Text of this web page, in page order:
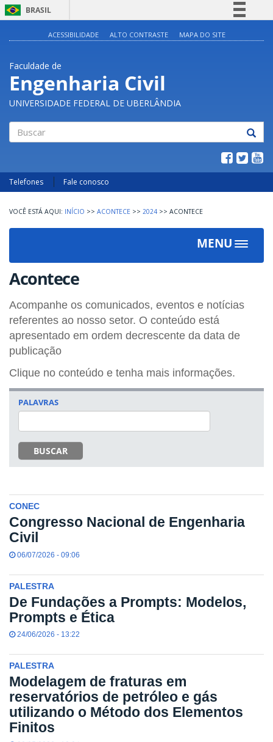
BRASIL
Legislação
Canais
ACESSIBILIDADE ALTO CONTRASTE MAPA DO SITE
Faculdade de
Engenharia Civil
UNIVERSIDADE FEDERAL DE UBERLÂNDIA
Telefones Fale conosco
INÍCIO >> ACONTECE >> 2024 >> ACONTECE
MENU
Toggle
Acontece
Acompanhe os comunicados, eventos e notícias
referentes ao nosso setor. O conteúdo está
apresentado em ordem decrescente da data de
publicação
Clique no conteúdo e tenha mais informações.
PALAVRAS
BUSCAR
CONEC
Congresso Nacional de Engenharia
Civil
06/07/2026 - 09:06
PALESTRA
De Fundações a Prompts: Modelos,
Prompts e Ética
24/06/2026 - 13:22
PALESTRA
Modelagem de fraturas em
reservatórios de petróleo e gás
utilizando o Método dos Elementos
Finitos